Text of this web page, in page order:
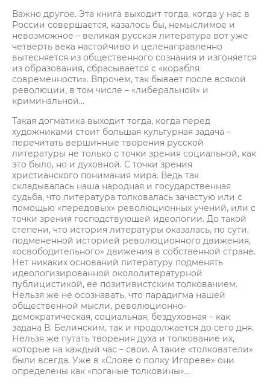
Важно другое. Эта книга выходит тогда, когда у нас в
России совершается, казалось бы, немыслимое и
невозможное – великая русская литература вот уже
четверть века настойчиво и целенаправленно
вытесняется из общественного сознания и изгоняется
из образования, сбрасывается с «корабля
современности». Впрочем, так бывает после всякой
революции, в том числе – «либеральной» и
криминальной…
Такая догматика выходит тогда, когда перед
художниками стоит большая культурная задача –
перечитать вершинные творения русской
литературы не только с точки зрения социальной, как
это было, но и духовной. С точки зрения
христианского понимания мира. Ведь так
складывалась наша народная и государственная
судьба, что литература толковалась зачастую или с
помощью «передовых» революционных учений, или с
точки зрения господствующей идеологии. До такой
степени, что история литературы оказалась, по сути,
подмененной историей революционного движения,
«освободительного» движения в собственной стране.
Нет никаких оснований литературу подменять
идеологизированной окололитературной
публицистикой, ее позитивистским толкованием.
Нельзя же не осознавать, что парадигма нашей
общественной мысли, революционно-
демократическая, социальная, бездуховная – как
задана В. Белинским, так и продолжается до сего дня.
Нельзя же путать творения духа и толкование их,
которые на каждый час – свои. А такие «толкователи»
были всегда. Уже в «Слове о полку Игореве» они
определены как «поганые толковины»…